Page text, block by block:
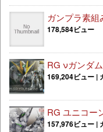
ガンプラ素組
178,584ビュー
RG νガンダ
169,204ビュー |
RG ユニコー
157,976ビュー |